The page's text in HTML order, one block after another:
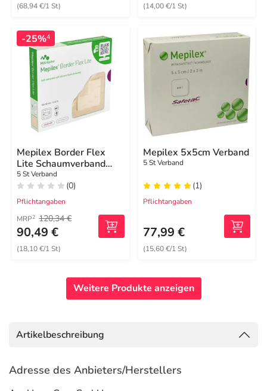
(68,94 €/1 St) (14,00 €/1 St)
-25%4
Mepilex Border Flex
Lite Schaumverband
10x10 cm
5 St Verband
(0)
Pflichtangaben
MRP2 120,34 €
90,49 €
(18,10 €/1 St)
Mepilex 5x5cm Verband
5 St Verband
(1)
Pflichtangaben
77,99 €
(15,60 €/1 St)
Weitere Produkte anzeigen
Artikelbeschreibung
Adresse des Anbieters/Herstellers